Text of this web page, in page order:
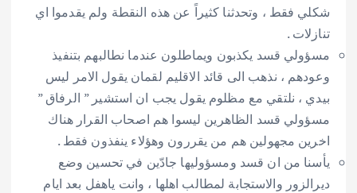
شكلي فقط ، وتحدثنا كثيراً عن هذه النقطة ولم يقدموا اي
تنازلات .
مسؤولي قسد يكذبون ويماطلون عندما نطالبهم بتنفيذ
وعودهم ، نذهب الى قائد الاقليم لقمان يقول الامر ليس
بيدي ، نلتقي مع مظلوم يقول يجب ان استشير ” الرفاق ”
مسؤولي قسد الظاهرين ليسوا هم اصحاب القرار هناك
اخرين مجهولين هم من يقررون وهؤلاء ينفذون فقط .
يأسنا من ان قسد ومسؤوليها جادّين في تحسين وضع
ديرالزور والاستجابة لمطالب اهلها ، وانت ياهفل بعد ايام